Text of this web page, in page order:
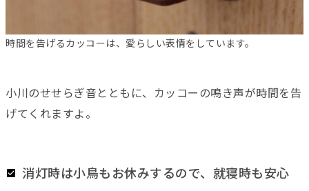
時間を告げるカッコーは、愛らしい表情をしています。
小川のせせらぎ音とともに、カッコーの鳴き声が時間を告
げてくれますよ。
消灯時は小鳥もお休みするので、就寝時も安心